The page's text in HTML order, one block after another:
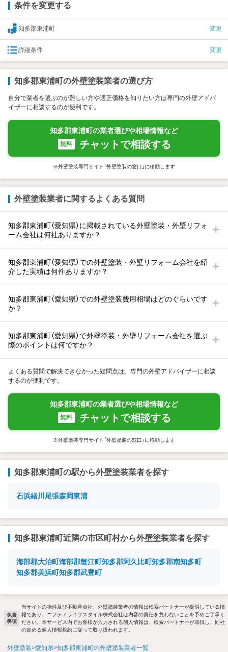
条件を変更する
知多郡東浦町 変更
詳細条件 変更
知多郡東浦町の外壁塗装業者の選び方
自分で業者を選ぶのが難しい方や適正価格を知りたい方は専門の外壁アドバ
イザーに相談するのが便利です。
知多郡東浦町の業者選びや相場情報など
無料 チャットで相談する
※外壁塗装専門サイト「外壁塗装の窓口」に移動します
外壁塗装業者に関するよくある質問
知多郡東浦町（愛知県）に掲載されている外壁塗装・外壁リフォ
ーム会社は何社ありますか？
知多郡東浦町（愛知県）での外壁塗装・外壁リフォーム会社を紹
介した実績は何件ありますか？
知多郡東浦町（愛知県）での外壁塗装費用相場はどのぐらいです
か？
知多郡東浦町（愛知県）で外壁塗装・外壁リフォーム会社を選ぶ
際のポイントは何ですか？
よくある質問で解決できなかった疑問点は、専門の外壁アドバイザーに相談
するのが便利です。
知多郡東浦町の業者選びや相場情報など
無料 チャットで相談する
※外壁塗装専門サイト「外壁塗装の窓口」に移動します
知多郡東浦町の駅から外壁塗装業者を探す
石浜緒川 尾張森岡東浦
知多郡東浦町近隣の市区町村から外壁塗装業者を探す
海部郡大治町海部郡蟹江町知多郡阿久比町知多郡南知多町
知多郡美浜町知多郡武豊町
免責
事項
当サイトの物件及び不動産会社、外壁塗装業者の情報は検索パートナーが提供している情
報であり、ニフティライフスタイル株式会社は内容の責任を負わないことを予めご了承く
ださい。本サービス内でお客様が入力される個人情報は、検索パートナーが取得し、同社
の定める個人情報規約に従って取り扱われます。
外壁塗装 愛知県 知多郡東浦町の外壁塗装業者一覧